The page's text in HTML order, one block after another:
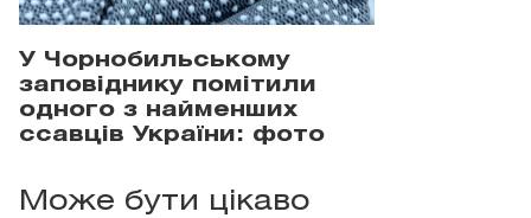
У Чорнобильському
заповіднику помітили
одного з найменших
ссавців України: фото
Може бути цікаво